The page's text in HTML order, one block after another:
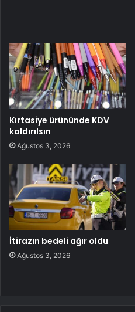
Kırtasiye ürününde KDV
kaldırılsın
Ağustos 3, 2026
İtirazın bedeli ağır oldu
Ağustos 3, 2026